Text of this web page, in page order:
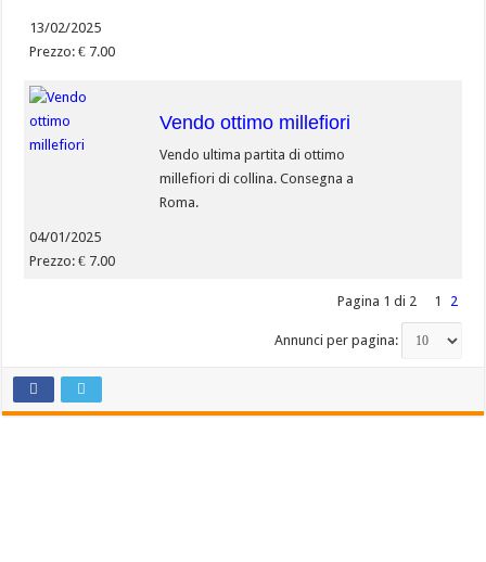
13/02/2025
Prezzo: € 7.00
Vendo ottimo millefiori
Vendo ultima partita di ottimo
millefiori di collina. Consegna a
Roma.
04/01/2025
Prezzo: € 7.00
Pagina 1 di 2 1 2
Annunci per pagina: